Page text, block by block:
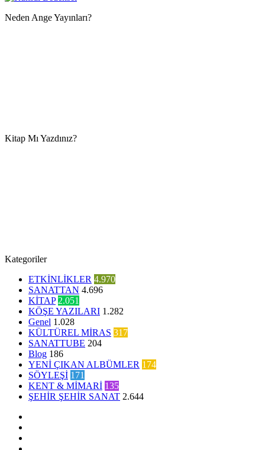
Neden Ange Yayınları?
Kitap Mı Yazdınız?
Kategoriler
ETKİNLİKLER 4.970
SANATTAN 4.696
KİTAP 2.051
KÖŞE YAZILARI 1.282
Genel 1.028
KÜLTÜREL MİRAS 317
SANATTUBE 204
Blog 186
YENİ ÇIKAN ALBÜMLER 174
SÖYLEŞİ 171
KENT & MİMARİ 135
ŞEHİR ŞEHİR SANAT 2.644